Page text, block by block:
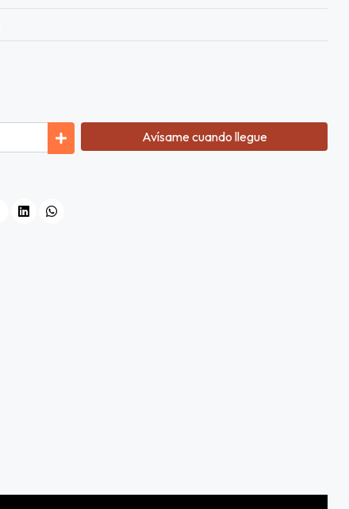
Avísame cuando llegue